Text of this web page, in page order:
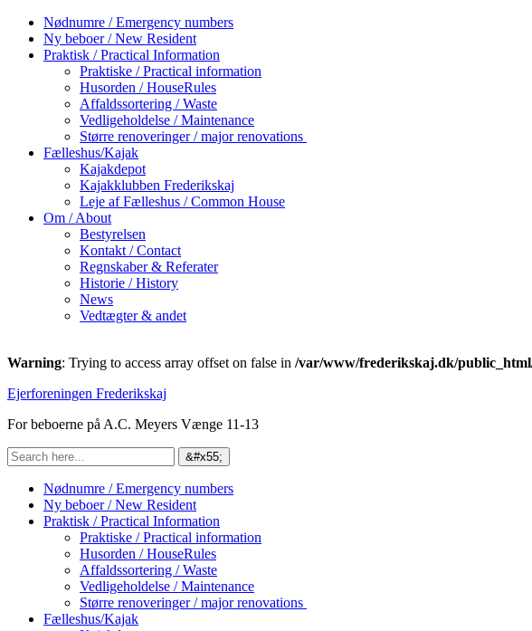
Nødnumre / Emergency numbers
Ny beboer / New Resident
Praktisk / Practical Information
Praktiske / Practical information
Husorden / HouseRules
Affaldssortering / Waste
Vedligeholdelse / Maintenance
Større renoveringer / major renovations
Fælleshus/Kajak
Kajakdepot
Kajakklubben Frederikskaj
Leje af Fælleshus / Common House
Om / About
Bestyrelsen
Kontakt / Contact
Regnskaber & Referater
Historie / History
News
Vedtægter & andet
Warning: Trying to access array offset on false in /var/www/frederikskaj.dk/
Ejerforeningen Frederikskaj
For beboerne på A.C. Meyers Vænge 11-13
Nødnumre / Emergency numbers
Ny beboer / New Resident
Praktisk / Practical Information
Praktiske / Practical information
Husorden / HouseRules
Affaldssortering / Waste
Vedligeholdelse / Maintenance
Større renoveringer / major renovations
Fælleshus/Kajak